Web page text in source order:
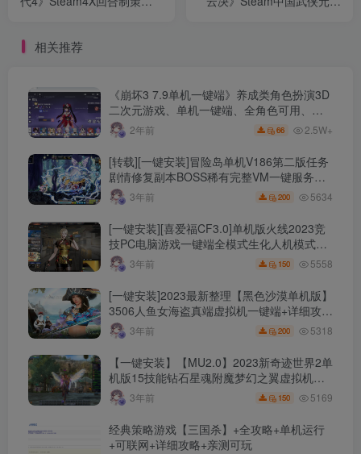
相关推荐
《崩坏3 7.9单机一键端》养成类角色扮演3D
二次元游戏、单机一键端、全角色可用、无
限资源、附带保姆级安装教程
2年前 66 2.5W+
[转载][一键安装]冒险岛单机V186第二版任务
剧情修复副本BOSS稀有完整VM一键服务端
+大量更新+完整任务+详细攻略
3年前 200 5634
[一键安装][喜爱福CF3.0]单机版火线2023竞
技PC电脑游戏一键端全模式生化人机模式
+新枪皮肤+详细攻略+详细教程
3年前 150 5558
[一键安装]2023最新整理【黑色沙漠单机版】
3506人鱼女海盗真端虚拟机一键端+详细攻略
+详细说明
3年前 200 5318
【一键安装】【MU2.0】2023新奇迹世界2单
机版15技能钻石星魂附魔梦幻之翼虚拟机一
键端+详细说明+详细攻略
3年前 150 5169
经典策略游戏【三国杀】+全攻略+单机运行
+可联网+详细攻略+亲测可玩